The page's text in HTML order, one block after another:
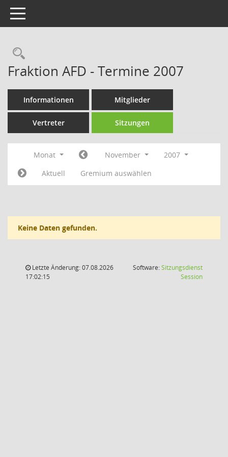
Toggle navigation
Rechercheauswahl
Fraktion AFD - Termine 2007
Informationen Mitglieder
Vertreter Sitzungen
Monat November
2007
Aktuell
Gremium auswählen
Keine Daten gefunden.
Letzte Änderung: 07.08.2026
17:02:15
Software:Sitzungsdienst
Session(Wird in